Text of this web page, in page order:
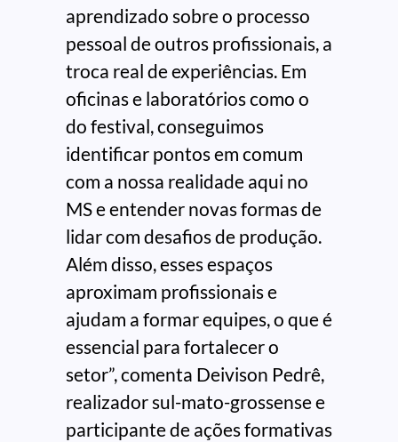
aprendizado sobre o processo
pessoal de outros profissionais, a
troca real de experiências. Em
oficinas e laboratórios como o
do festival, conseguimos
identificar pontos em comum
com a nossa realidade aqui no
MS e entender novas formas de
lidar com desafios de produção.
Além disso, esses espaços
aproximam profissionais e
ajudam a formar equipes, o que é
essencial para fortalecer o
setor”, comenta Deivison Pedrê,
realizador sul-mato-grossense e
participante de ações formativas